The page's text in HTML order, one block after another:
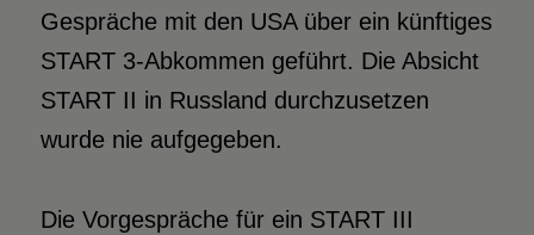
Gespräche mit den USA über ein künftiges
START 3-Abkommen geführt. Die Absicht
START II in Russland durchzusetzen
wurde nie aufgegeben.
Die Vorgespräche für ein START III